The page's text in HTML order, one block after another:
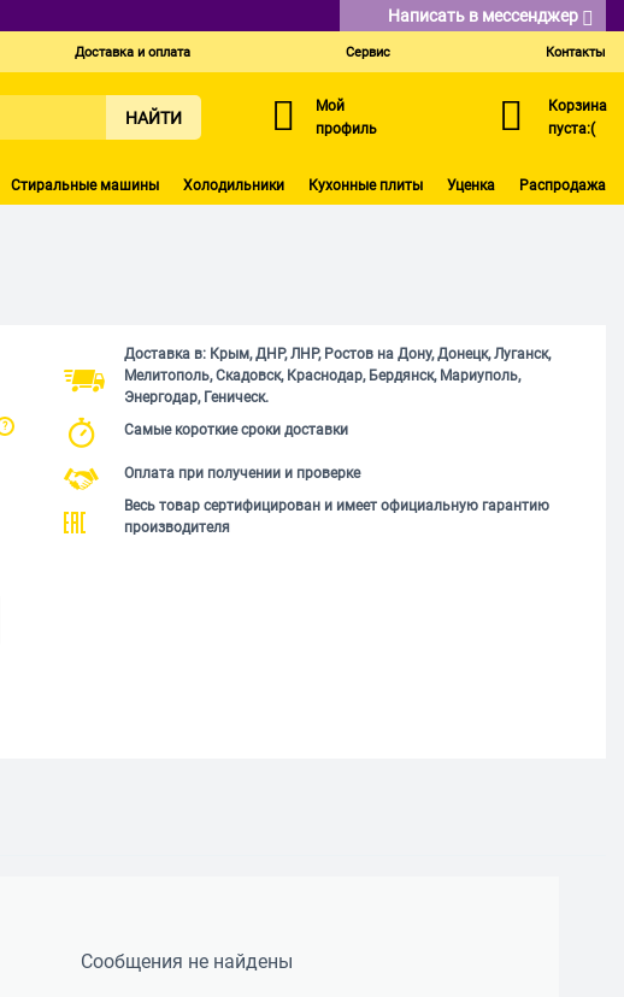
Написать в мессенджер
Доставка и оплата Сервис Контакты
НАЙТИ
Мой
профиль
Корзина
пуста:(
Стиральные машины Холодильники Кухонные плиты Уценка Распродажа
?
Доставка в: Крым, ДНР, ЛНР, Ростов на Дону, Донецк, Луганск,
Мелитополь, Скадовск, Краснодар, Бердянск, Мариуполь,
Энергодар, Геническ.
Самые короткие сроки доставки
Оплата при получении и проверке
Весь товар сертифицирован и имеет официальную гарантию
производителя
Сообщения не найдены